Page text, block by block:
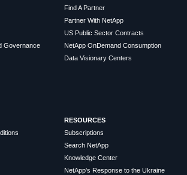
Governance
Find A Partner
Partner With NetApp
US Public Sector Contracts
NetApp OnDemand Consumption
Data Visionary Centers
RESOURCES
Subscriptions
Search NetApp
Knowledge Center
NetApp's Response to the Ukraine